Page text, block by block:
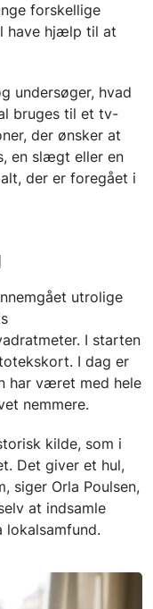
forskellige
have hjælp til at
undersøger, hvad
bruges til et tv-
der ønsker at
en slægt eller en
der er foregået i
utrolige
I starten
I dag er
har været med hele
nemmere.
kilde, som i
Det giver et hul,
siger Orla Poulsen,
at indsamle